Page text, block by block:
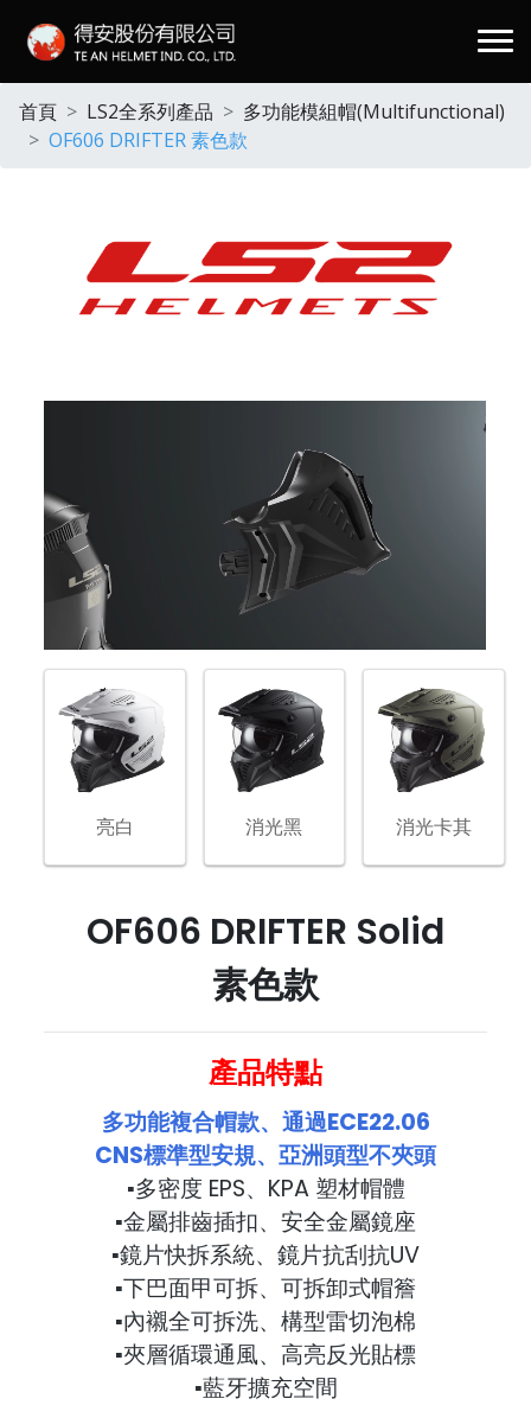
首頁 LS2全系列產品
多功能模組帽(Multifunctional)
OF606 DRIFTER 素色款
亮白 消光黑 消光卡其
OF606 DRIFTER Solid
素色款
產品特點
多功能複合帽款、通過ECE22.06
CNS標準型安規、亞洲頭型不夾頭
▪多密度 EPS、KPA 塑材帽體
▪金屬排齒插扣、安全金屬鏡座
▪鏡片快拆系統、鏡片抗刮抗UV
▪下巴面甲可拆、可拆卸式帽簷
▪內襯全可拆洗、構型雷切泡棉
▪夾層循環通風、高亮反光貼標
▪藍牙擴充空間